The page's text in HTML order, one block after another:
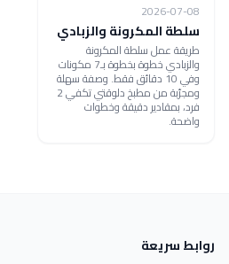
2026-07-08
سلطة المكرونة والزبادي
طريقة عمل سلطة المكرونة
والزبادي خطوة بخطوة بـ7 مكونات
وفي 10 دقائق فقط. وصفة سهلة
ومجرّبة من مطبخ دلوقتي تكفي 2
فرد، بمقادير دقيقة وخطوات
واضحة.
روابط سريعة